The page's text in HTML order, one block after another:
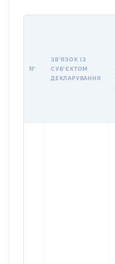
№
ЗВʼЯЗОК ІЗ
СУБʼЄКТОМ
ДЕКЛАРУВАННЯ